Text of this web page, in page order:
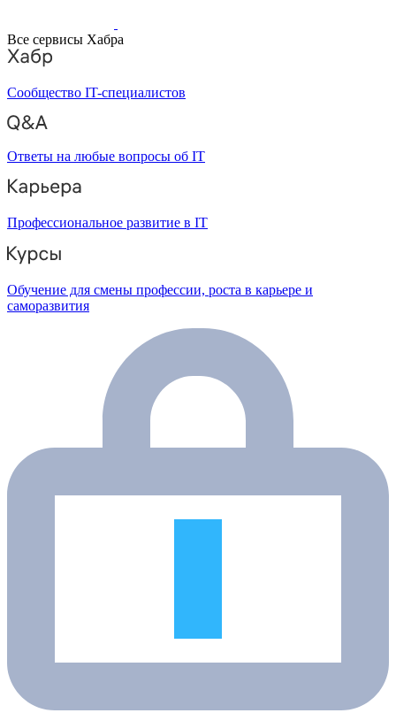
Все сервисы Хабра
Сообщество IT-специалистов
Ответы на любые вопросы об IT
Профессиональное развитие в IT
Обучение для смены профессии, роста в карьере и
саморазвития